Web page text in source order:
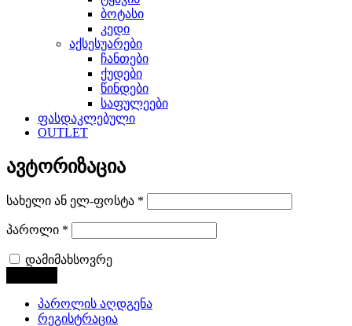
ბოტასი
კედი
აქსესუარები
ჩანთები
ქუდები
წინდები
საფულეები
ფასდაკლებული
OUTLET
ავტორიზაცია
სახელი ან ელ-ფოსტა *
პაროლი *
დამიმახსოვრე
პაროლის აღდგენა
რეგისტრაცია